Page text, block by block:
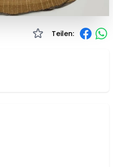
Teilen: